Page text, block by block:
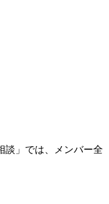
談」では、メンバー全